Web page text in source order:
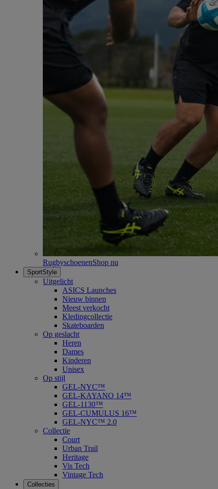
RugbyschoenenShop nu
SportStyle
Uitgelicht
ASICS Launches
Nieuw binnen
Meest verkocht
Kledingcollectie
Skateboarden
Op geslacht
Heren
Dames
Kinderen
Unisex
Op stijl
GEL-NYC™
GEL-KAYANO 14™
GEL-1130™
GEL-CUMULUS 16™
GEL-NYC™ 2.0
Collectie
Court
Urban Trail
Heritage
Vis Tech
Vintage Tech
Collecties